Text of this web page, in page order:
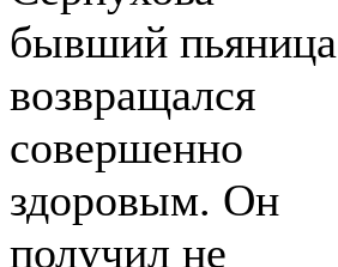
бывший пьяница
возвращался
совершенно
здоровым. Он
получил не